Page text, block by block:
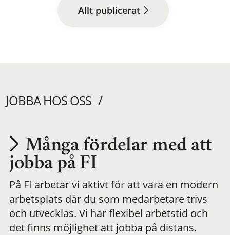
Allt publicerat
JOBBA HOS OSS
Utvecklas på en
meningsfull och
flexibel
Många fördelar med att
jobba på FI
På FI arbetar vi aktivt för att vara en modern
arbetsplats där du som medarbetare trivs
och utvecklas. Vi har flexibel arbetstid och
det finns möjlighet att jobba på distans.